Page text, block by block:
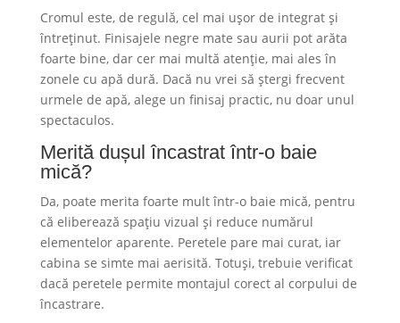
Cromul este, de regulă, cel mai ușor de integrat și
întreținut. Finisajele negre mate sau aurii pot arăta
foarte bine, dar cer mai multă atenție, mai ales în
zonele cu apă dură. Dacă nu vrei să ștergi frecvent
urmele de apă, alege un finisaj practic, nu doar unul
spectaculos.
Merită dușul încastrat într-o baie
mică?
Da, poate merita foarte mult într-o baie mică, pentru
că eliberează spațiu vizual și reduce numărul
elementelor aparente. Peretele pare mai curat, iar
cabina se simte mai aerisită. Totuși, trebuie verificat
dacă peretele permite montajul corect al corpului de
încastrare.